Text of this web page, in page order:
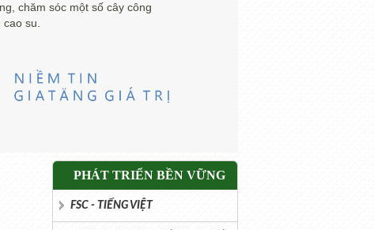
chăm sóc một số cây công
cao su.
PHÁT TRIỂN BỀN VỮNG
FSC - TIẾNG VIỆT